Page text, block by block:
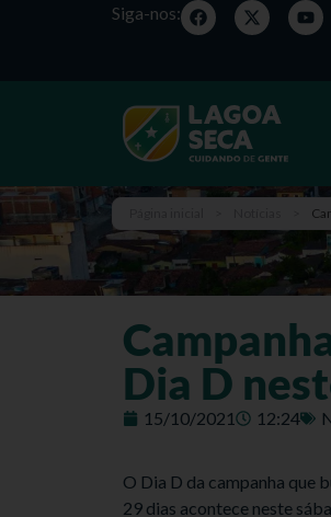
Siga-nos:
Dia D
15/10/2021 12:24
O Dia D da campanha que
29 dias acontece neste